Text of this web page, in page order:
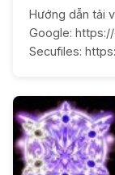
Hướng dẫn tải
Google:
Secufiles: